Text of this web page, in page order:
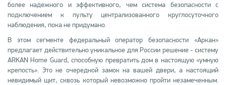
более надежного и эффективного, чем система безопасности с
подключением к пульту централизованного круглосуточного
наблюдения, пока не придумано.
В этом сегменте федеральный оператор безопасности «Аркан»
предлагает действительно уникальное для России решение - систему
ARKAN Home Guard, способную превратить дом в настоящую «умную
крепость». Это не очередной замок на вашей двери, а настоящий
невидимый щит, сквозь который невозможно пройти незамеченным.